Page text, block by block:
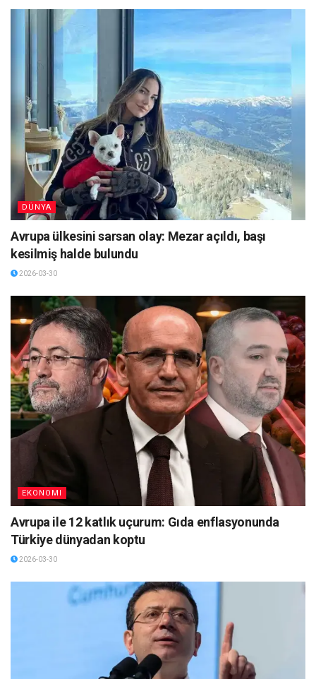
DÜNYA
Avrupa ülkesini sarsan olay: Mezar açıldı, başı
kesilmiş halde bulundu
2026-03-30
EKONOMI
Avrupa ile 12 katlık uçurum: Gıda enflasyonunda
Türkiye dünyadan koptu
2026-03-30